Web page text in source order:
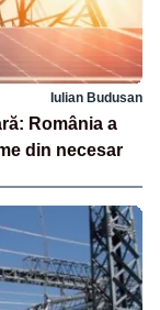
Iulian Budusan
România a
din necesar